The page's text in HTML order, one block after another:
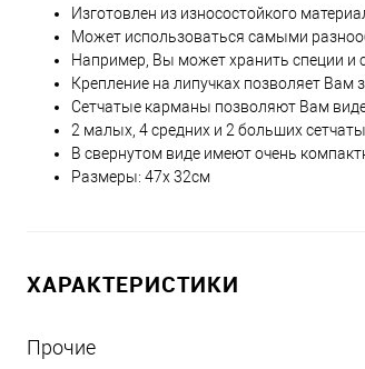
Изготовлен из износостойкого
Может использоваться самыми
Например, Вы может хранить специи и
Крепление на липучках позволяет Вам
Сетчатые карманы позволяют Вам
2 малых, 4 средних и 2 больших
В свернутом виде имеют очень
Размеры: 47х 32см
ХАРАКТЕРИСТИКИ
Прочие